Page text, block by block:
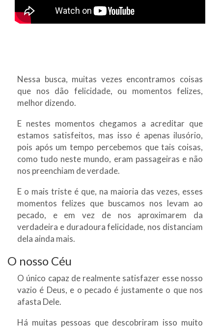
Nessa busca, muitas vezes encontramos coisas
que nos dão felicidade, ou momentos felizes,
melhor dizendo.
E nestes momentos chegamos a acreditar que
estamos satisfeitos, mas isso é apenas ilusório,
pois após um tempo percebemos que tais coisas,
como tudo neste mundo, eram passageiras e não
nos preenchiam de verdade.
E o mais triste é que, na maioria das vezes, esses
momentos felizes que buscamos nos levam ao
pecado, e em vez de nos aproximarem da
verdadeira e duradoura felicidade, nos distanciam
dela ainda mais.
O nosso Céu
O único capaz de realmente satisfazer esse nosso
vazio é Deus, e o pecado é justamente o que nos
afasta Dele.
Há muitas pessoas que descobriram isso muito